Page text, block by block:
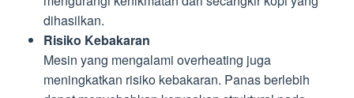
dihasilkan.
Risiko Kebakaran
Mesin yang mengalami overheating juga
meningkatkan risiko kebakaran. Panas berlebih